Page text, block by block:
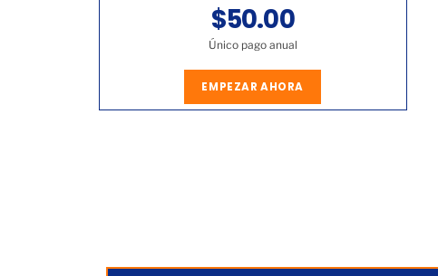
$50.00
Único pago anual
EMPEZAR AHORA